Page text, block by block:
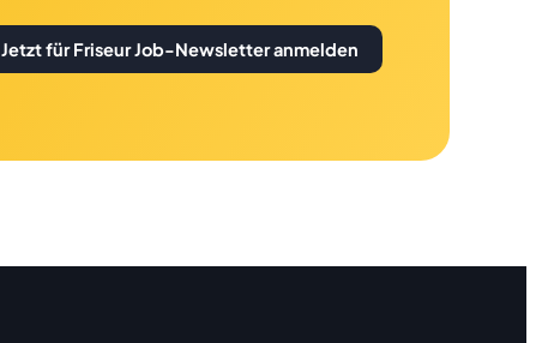
Jetzt für Friseur Job-Newsletter anmelden